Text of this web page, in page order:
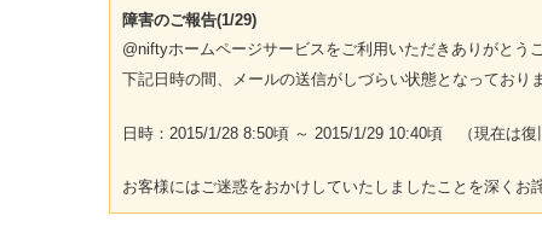
障害のご報告(1/29)
@niftyホームページサービスをご利用いただきありがとう
下記日時の間、メールの送信がしづらい状態となっており
日時：2015/1/28 8:50頃 ～ 2015/1/29 10:40頃 （現在は復
お客様にはご迷惑をおかけしていたしましたことを深くお